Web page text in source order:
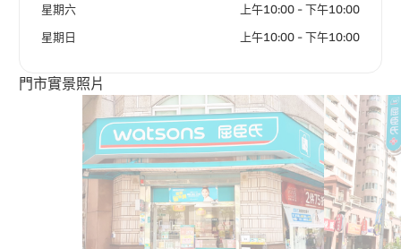
星期六 上午10:00 - 下午10:00
星期日 上午10:00 - 下午10:00
門市實景照片